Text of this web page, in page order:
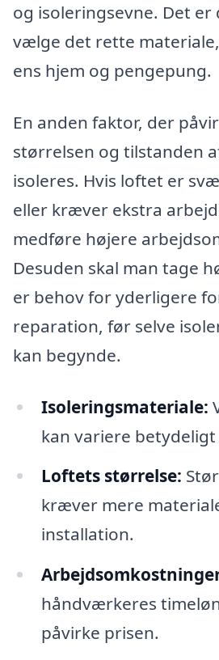
og isoleringsevne. Det
vælge det rette
ens hjem og pengepung.
En anden faktor, der
størrelsen og tilstanden
isoleres. Hvis loftet er
eller kræver ekstra
medføre højere
Desuden skal man tage
er behov for yderligere
reparation, før selve
kan begynde.
Isoleringsmateriale:
kan variere
Loftets størrelse:
kræver mere
installation.
håndværkeres
påvirke prisen.